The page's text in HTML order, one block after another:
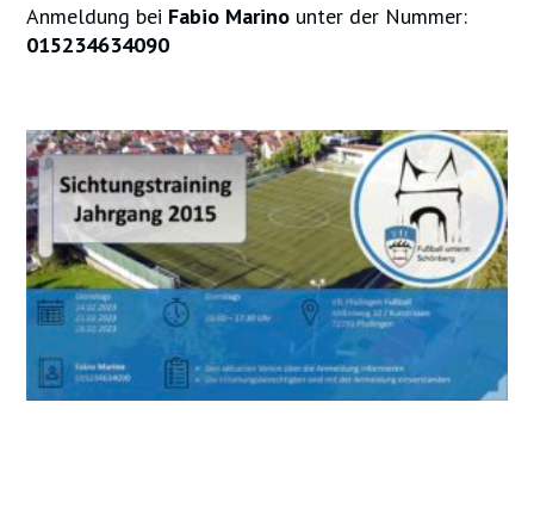
Anmeldung bei Fabio Marino unter der Nummer:
015234634090